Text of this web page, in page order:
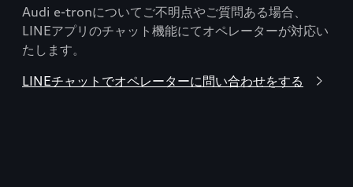
Audi e-tronについてご不明点やご質問ある場合、
LINEアプリのチャット機能にてオペレーターが対応い
たします。
LINEチャットでオペレーターに問い合わせをする